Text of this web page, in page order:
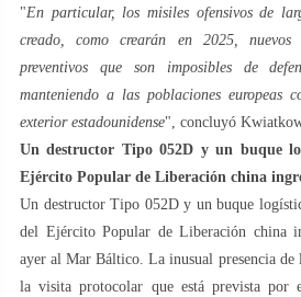
"En particular, los misiles ofensivos de
creado, como crearán en 2025,
preventivos que son imposibles de
manteniendo a las poblaciones europeas
exterior estadounidense", concluyó
Un destructor Tipo 052D y un buque
Ejército Popular de Liberación china
Un destructor Tipo 052D y un buque
del Ejército Popular de Liberación china
ayer al Mar Báltico. La inusual presencia de
la visita protocolar que está prevista por